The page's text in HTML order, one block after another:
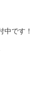
です！